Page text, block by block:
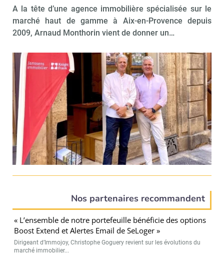
A la tête d’une agence immobilière spécialisée sur le
marché haut de gamme à Aix-en-Provence depuis
2009, Arnaud Monthorin vient de donner un…
Nos partenaires recommandent
« L’ensemble de notre portefeuille bénéficie des options
Boost Extend et Alertes Email de SeLoger »
Dirigeant d’Immojoy, Christophe Goguery revient sur les évolutions du
marché immobilier...